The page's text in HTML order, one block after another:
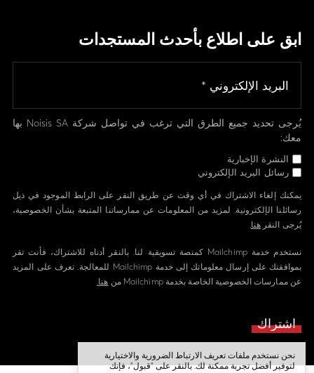
ابق على اطلاع بأحدث المستجدات
يُرجى تحديد جميع الطرق التي ترغب في تواصل شركة Noisis SA بها
معك:
النشرة الإخبارية
رسائل البريد الإلكتروني
يمكنك إلغاء الاشتراك في أي وقت عن طريق النقر على الرابط الموجود في ذيل
رسائلنا الإلكترونية. لمزيد من المعلومات عن ممارساتنا المتبعة بشأن الخصوصية،
يُرجى النقرهنا
نستخدم خدمة Mailchimp كمنصة تسويقية لنا. بالنقر أدناه للاشتراك، فأنت تقر
بموافقتك على إرسال معلوماتك إلى خدمة Mailchimp للمعالجة. تعرف على المزيد
عن ممارسات الخصوصية الخاصة بخدمة Mailchimp من
هنا.
نحن نستخدم ملفات تعريف الارتباط الضرورية والاختيارية
لتوفير أفضل تجربة ممكنة لك. بالنقر على "قبول"، فإنك